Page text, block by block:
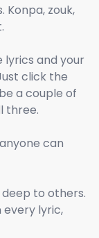
Konpa, zouk,
lyrics and your
click the
a couple of
three.
can
to others.
every lyric,